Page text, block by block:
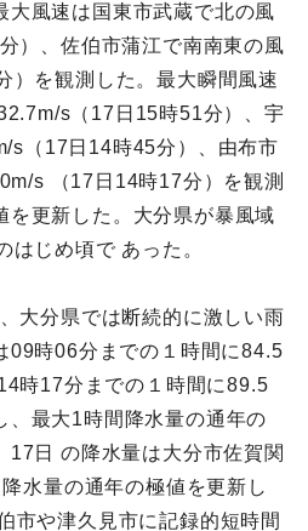
大風速は国東市武蔵で北の風
）、佐伯市蒲江で南南東の風
）を観測した。最大瞬間風速
s（17日15時51分）、宇
s（17日14時45分）、由布市
s （17日14時17分）を観測
を更新した。大分県が暴風域
はじめ頃で あった。
大分県では断続的に激しい雨
09時06分までの１時間に84.5
時17分までの１時間に89.5
、最大1時間降水量の通年の
17日 の降水量は大分市佐賀関
水量の通年の極値を更新し
市や津久見市に記録的短時間